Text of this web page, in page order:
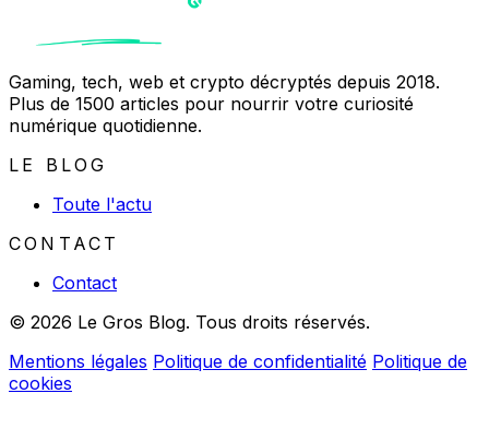
Gaming, tech, web et crypto décryptés depuis 2018.
Plus de 1500 articles pour nourrir votre curiosité
numérique quotidienne.
LE BLOG
Toute l'actu
CONTACT
Contact
© 2026 Le Gros Blog. Tous droits réservés.
Mentions légales Politique de confidentialité Politique de
cookies